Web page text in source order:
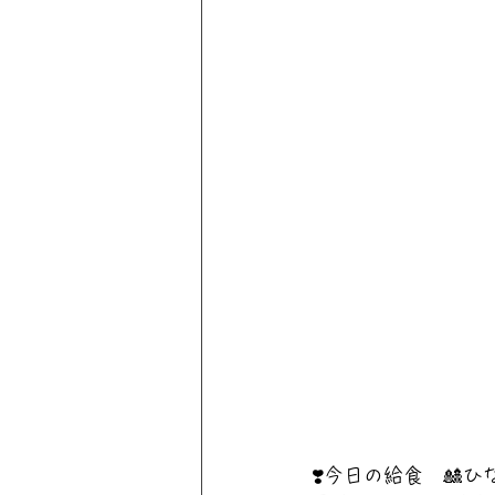
❣️今日の給食　🎎ひ